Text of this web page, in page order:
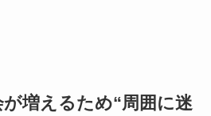
増えるため“周囲に迷